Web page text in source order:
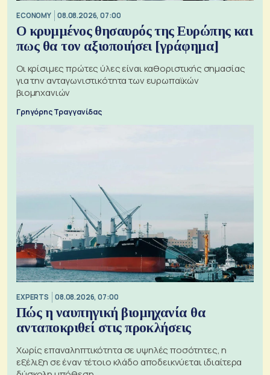
ECONOMY 08.08.2026, 07:00
Ο κρυμμένος θησαυρός της Ευρώπης και
πως θα τον αξιοποιήσει [γράφημα]
Οι κρίσιμες πρώτες ύλες είναι καθοριστικής σημασίας
για την ανταγωνιστικότητα των ευρωπαϊκών
βιομηχανιών
Γρηγόρης Τραγγανίδας
EXPERTS 08.08.2026, 07:00
Πώς η ναυπηγική βιομηχανία θα
ανταποκριθεί στις προκλήσεις
Χωρίς επαναληπτικότητα σε υψηλές ποσότητες, η
εξέλιξη σε έναν τέτοιο κλάδο αποδεικνύεται ιδιαίτερα